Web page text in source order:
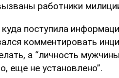
работники
поступила
комментировать
а “личность
еще не установлено”.